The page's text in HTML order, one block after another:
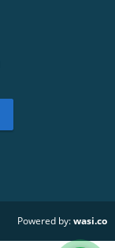
Powered by:wasi.co